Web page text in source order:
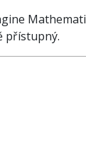
přístupný.